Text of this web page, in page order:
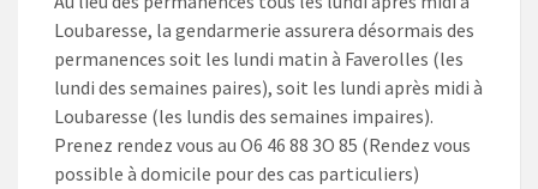
Loubaresse, la gendarmerie assurera désormais des
permanences soit les lundi matin à Faverolles (les
lundi des semaines paires), soit les lundi après midi à
Loubaresse (les lundis des semaines impaires).
Prenez rendez vous au O6 46 88 3O 85 (Rendez vous
possible à domicile pour des cas particuliers)